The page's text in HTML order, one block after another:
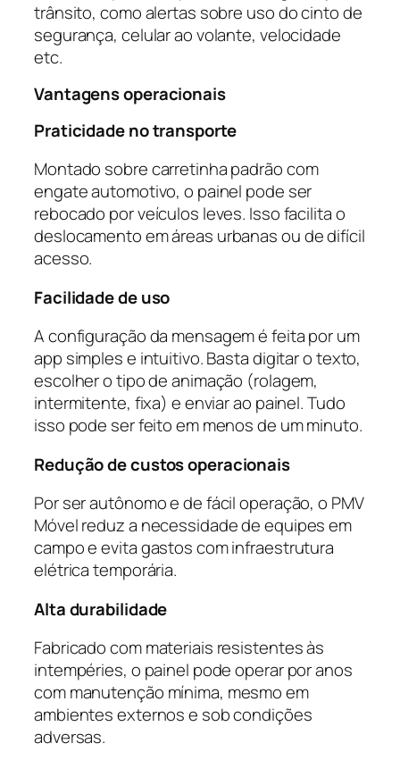
trânsito, como alertas sobre uso do cinto de
segurança, celular ao volante, velocidade
etc.
Vantagens operacionais
Praticidade no transporte
Montado sobre carretinha padrão com
engate automotivo, o painel pode ser
rebocado por veículos leves. Isso facilita o
deslocamento em áreas urbanas ou de difícil
acesso.
Facilidade de uso
A configuração da mensagem é feita por um
app simples e intuitivo. Basta digitar o texto,
escolher o tipo de animação (rolagem,
intermitente, fixa) e enviar ao painel. Tudo
isso pode ser feito em menos de um minuto.
Redução de custos operacionais
Por ser autônomo e de fácil operação, o PMV
Móvel reduz a necessidade de equipes em
campo e evita gastos com infraestrutura
elétrica temporária.
Alta durabilidade
Fabricado com materiais resistentes às
intempéries, o painel pode operar por anos
com manutenção mínima, mesmo em
ambientes externos e sob condições
adversas.